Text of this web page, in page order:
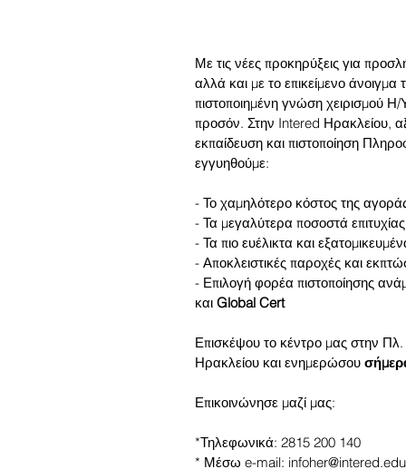
Με τις νέες προκηρύξεις για
αλλά και με το επικείμενο
πιστοποιημένη γνώση χειρισμού Η/
προσόν. Στην Intered Ηρακλείου,
εκπαίδευση και πιστοποίηση
εγγυηθούμε:
- Το χαμηλότερο κόστος της
- Τα μεγαλύτερα ποσοστά επιτυχίας
- Τα πιο ευέλικτα και
- Αποκλειστικές παροχές και
- Επιλογή φορέα πιστοποίησης
και Global Cert
Επισκέψου το κέντρο μας στην
Ηρακλείου και ενημερώσου
Επικοινώνησε μαζί μας:
*Τηλεφωνικά: 2815 200 140
* Μέσω e-mail: